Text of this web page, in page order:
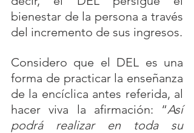
bienestar de la persona a través
del incremento de sus ingresos.
Considero que el DEL es una
forma de practicar la enseñanza
de la encíclica antes referida, al
hacer viva la afirmación: “Así
podrá realizar en toda su